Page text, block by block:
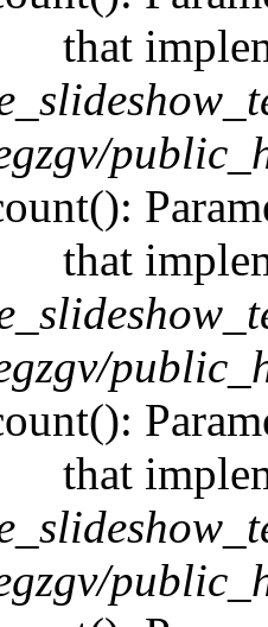
that
that
that